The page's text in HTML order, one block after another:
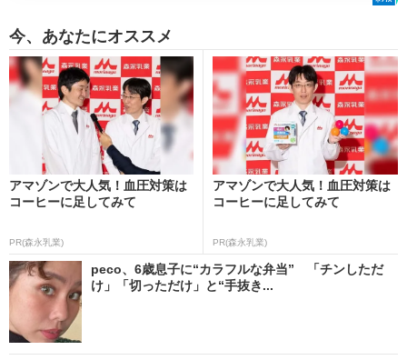
今、あなたにオススメ
アマゾンで大人気！血圧対策は
コーヒーに足してみて
PR(森永乳業)
アマゾンで大人気！血圧対策は
コーヒーに足してみて
PR(森永乳業)
peco、6歳息子に“カラフルな弁当” 「チンしただ
け」「切っただけ」と“手抜き...